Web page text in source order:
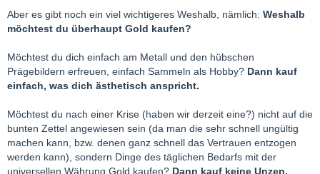
Aber es gibt noch ein viel wichtigeres Weshalb, nämlich: Weshalb
möchtest du überhaupt Gold kaufen?
Möchtest du dich einfach am Metall und den hübschen
Prägebildern erfreuen, einfach Sammeln als Hobby? Dann kauf
einfach, was dich ästhetisch anspricht.
Möchtest du nach einer Krise (haben wir derzeit eine?) nicht auf die
bunten Zettel angewiesen sein (da man die sehr schnell ungültig
machen kann, bzw. denen ganz schnell das Vertrauen entzogen
werden kann), sondern Dinge des täglichen Bedarfs mit der
universellen Währung Gold kaufen? Dann kauf keine Unzen,